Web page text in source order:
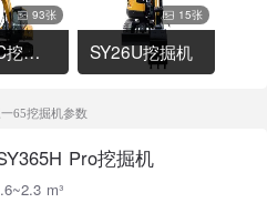
93张
SY215C挖掘机
15张
SY26U挖掘机
一65挖掘机参数
Pro挖掘机
m³